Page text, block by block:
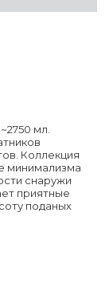
мл.
Коллекция
минимализма
снаружи
приятные
поданых